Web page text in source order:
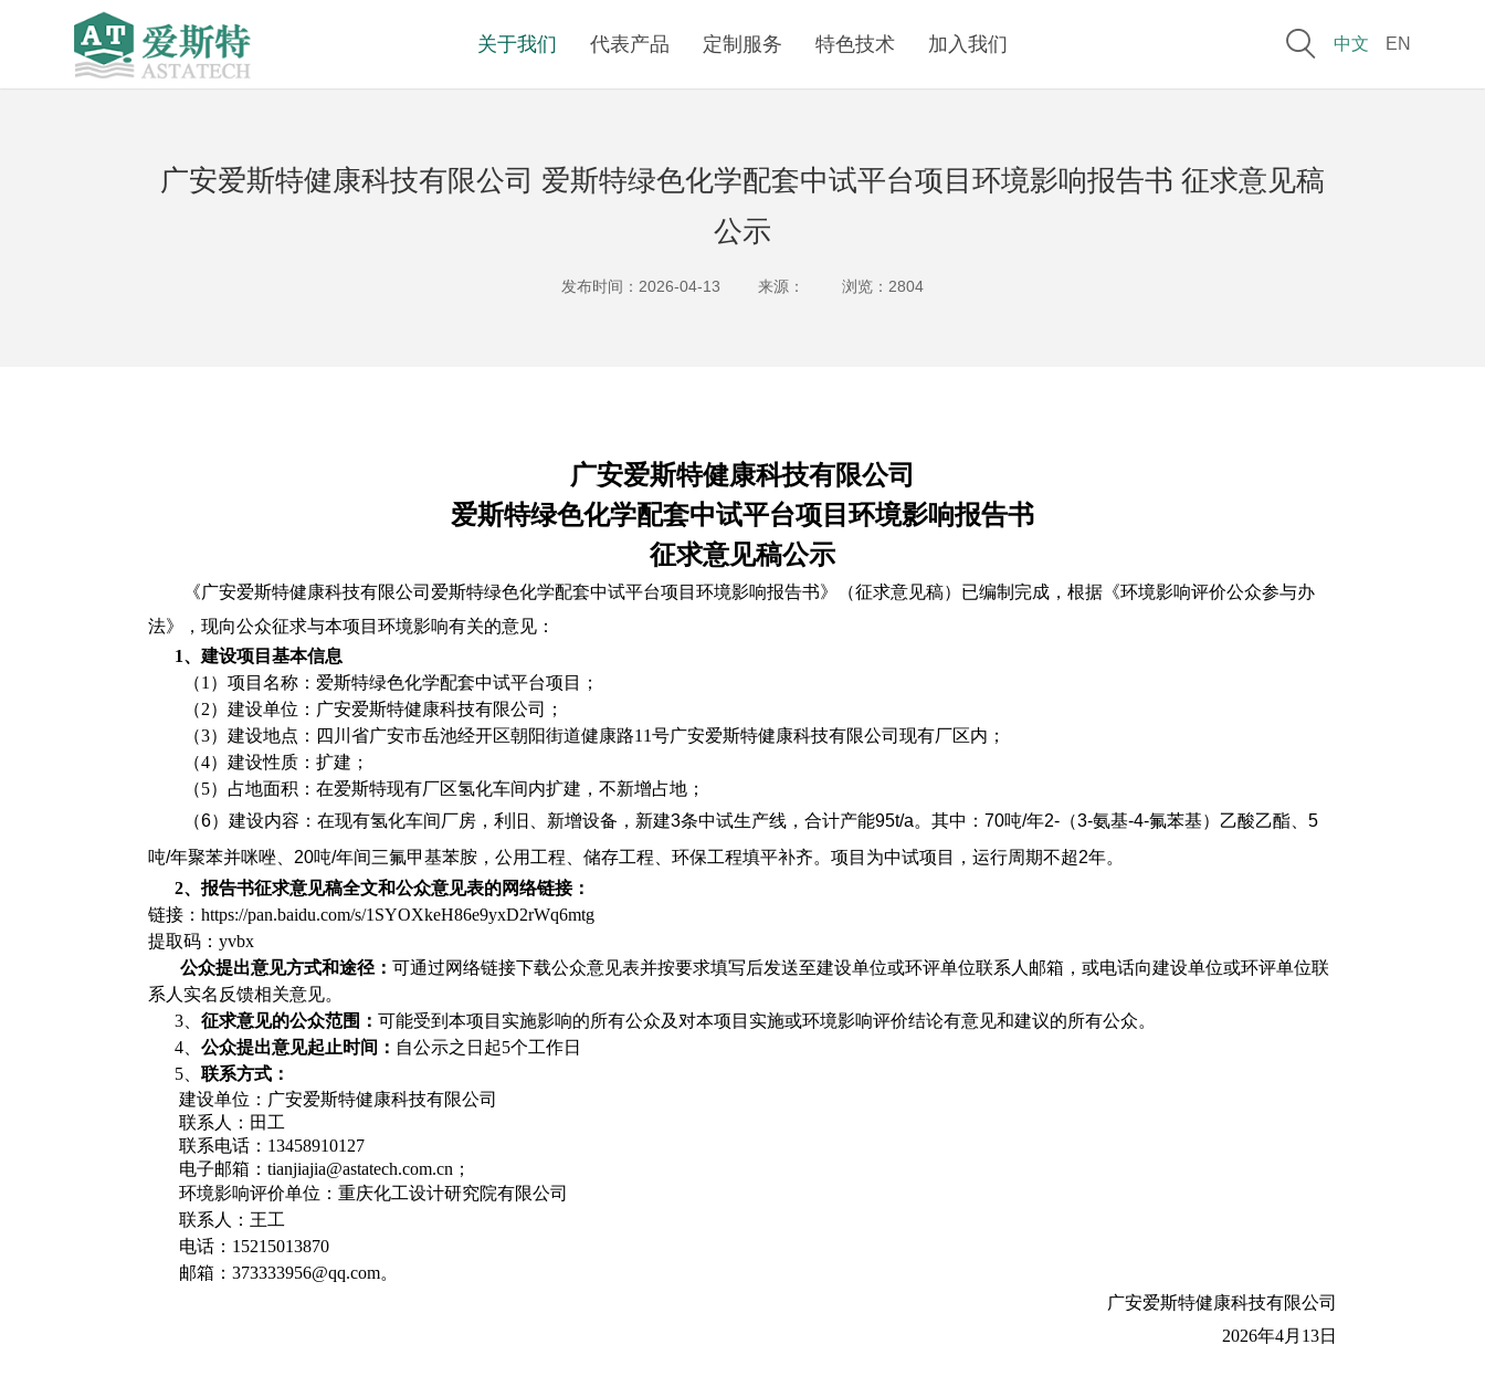
关于我们 代表产品 定制服务 特色技术 加入我们  中文 EN
广安爱斯特健康科技有限公司 爱斯特绿色化学配套中试平台项目环境影响报告书 征求意见稿
公示
发布时间：2026-04-13 来源： 浏览：2804
广安爱斯特健康科技有限公司
爱斯特绿色化学配套中试平台项目环境影响报告书
征求意见稿公示
《广安爱斯特健康科技有限公司爱斯特绿色化学配套中试平台项目环境影响报告书》（征求意见稿） 已编制完成，根据《环境影响评价公众参与办
法》
，现向公众征求与本项目环境影响有关的意见：
1、建设项目基本信息
（1 ）项目名称：爱斯特绿色化学配套中试平台项目；
（2）建设单位：广安爱斯特健康科技有限公司；
（3）建设地点：四川省广安市岳池经开区朝阳街道健康路11号广安爱斯特健康科技有限公司现有厂区内；
（4）建设性质：扩建 ；
（5）占地面积：在爱斯特现有厂区氢化车间内扩建，不新增占地 ；
（6）建设内容：在现有氢化车间厂房，利旧、新增设备，新建3条中试生产线，合计产能95t/a。其中：70吨/年2- （3-氨基-4-氟苯基）乙酸乙酯、5
吨/年聚苯并咪唑、 20吨/年间三氟甲基苯胺，公用工程、储存工程、环保工程填平补齐。项目为中试项目，运行周期不超2年。
2、报告书征求意见稿全文和公众意见表的网络链接：
链接：https://pan.baidu.com/s/1SYOXkeH86e9yxD2rWq6mtg
提取码：yvbx
公众提出意见方式和途径 ：可通过网络链接下载公众意见表并按要求填写后发送至建设单位或环评单位联系人邮箱，或电话向建设单位或环评单位联
系人实名反馈相关意见。
3、征求意见的公众范围：可能受到本项目 实施影响的所有公众及对本项目 实施或环境影响评价结论有意见和建议的所有公众。
4、公众提出意见起止时间： 自公示之日起5个工作日
5、联系方式：
建设单位：广安爱斯特健康科技有限公司
联系人：田工
联系电话： 13458910127
电子邮箱：tianjiajia@astatech.com.cn ；
环境影响评价单位：重庆化工设计研究院有限公司
联系人：王工
电话： 15215013870
邮箱：373333956@qq.com。
广安爱斯特健康科技有限公司
2026年4月 13日